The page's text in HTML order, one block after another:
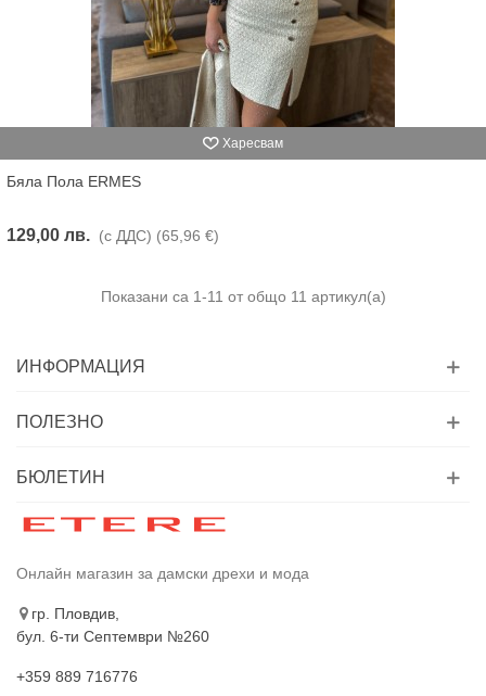
Харесвам
Бяла Пола ERMES
129,00 лв. (с ДДС) (65,96 €)
Показани са 1-11 от общо 11 артикул(а)
ИНФОРМАЦИЯ
ПОЛЕЗНО
БЮЛЕТИН
Онлайн магазин за дамски дрехи и мода
гр. Пловдив,
бул. 6-ти Септември №260
+359 889 716776